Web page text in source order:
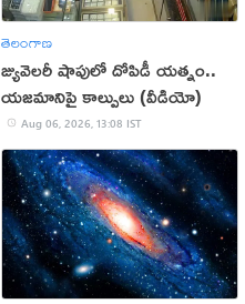
తెలంగాణ
జ్యువెలరీ షాపులో దోపిడీ యత్నం..
యజమానిపై కాల్పులు (వీడియో)
Aug 06, 2026, 13:08 IST